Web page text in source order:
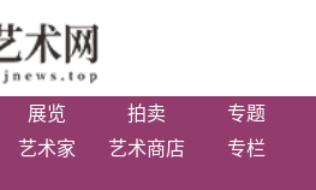
展览 拍卖
专题
艺术家 艺术商店
专栏